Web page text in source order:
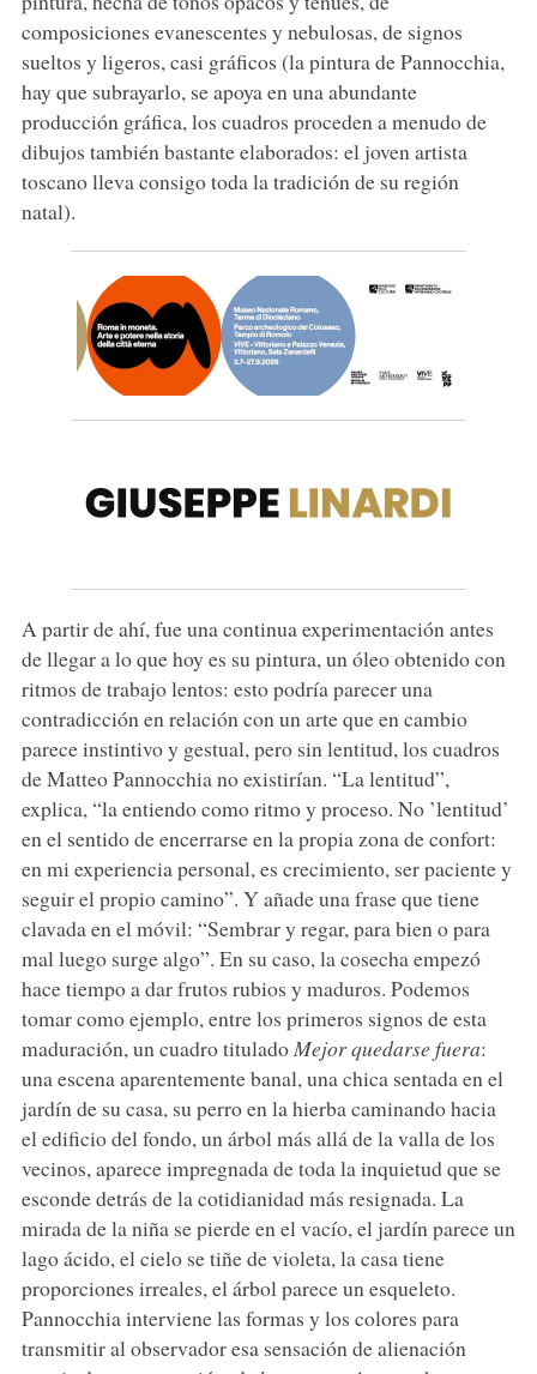
composiciones evanescentes y nebulosas, de signos
sueltos y ligeros, casi gráficos (la pintura de Pannocchia,
hay que subrayarlo, se apoya en una abundante
producción gráfica, los cuadros proceden a menudo de
dibujos también bastante elaborados: el joven artista
toscano lleva consigo toda la tradición de su región
natal).
A partir de ahí, fue una continua experimentación antes
de llegar a lo que hoy es su pintura, un óleo obtenido con
ritmos de trabajo lentos: esto podría parecer una
contradicción en relación con un arte que en cambio
parece instintivo y gestual, pero sin lentitud, los cuadros
de Matteo Pannocchia no existirían. “La lentitud”,
explica, “la entiendo como ritmo y proceso. No ’lentitud’
en el sentido de encerrarse en la propia zona de confort:
en mi experiencia personal, es crecimiento, ser paciente y
seguir el propio camino”. Y añade una frase que tiene
clavada en el móvil: “Sembrar y regar, para bien o para
mal luego surge algo”. En su caso, la cosecha empezó
hace tiempo a dar frutos rubios y maduros. Podemos
tomar como ejemplo, entre los primeros signos de esta
maduración, un cuadro titulado Mejor quedarse fuera:
una escena aparentemente banal, una chica sentada en el
jardín de su casa, su perro en la hierba caminando hacia
el edificio del fondo, un árbol más allá de la valla de los
vecinos, aparece impregnada de toda la inquietud que se
esconde detrás de la cotidianidad más resignada. La
mirada de la niña se pierde en el vacío, el jardín parece un
lago ácido, el cielo se tiñe de violeta, la casa tiene
proporciones irreales, el árbol parece un esqueleto.
Pannocchia interviene las formas y los colores para
transmitir al observador esa sensación de alienación